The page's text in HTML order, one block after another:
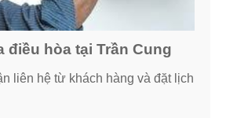
điều hòa tại Trần Cung
liên hệ từ khách hàng và đặt lịch